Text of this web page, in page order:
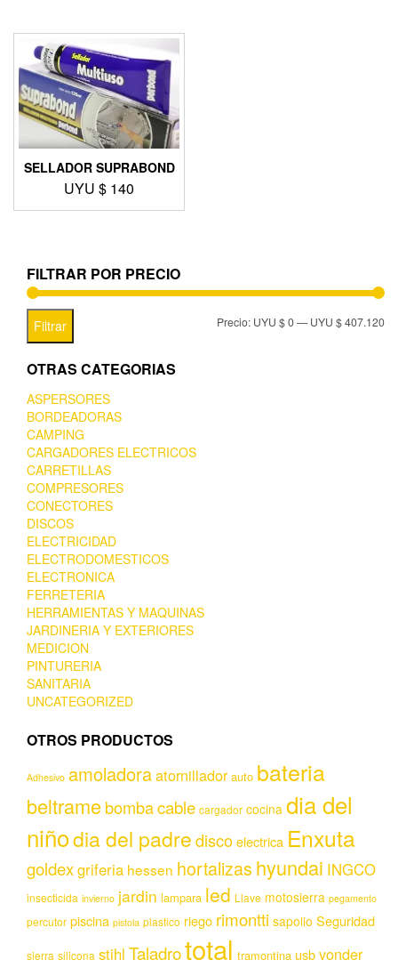
SELLADOR SUPRABOND
UYU $ 140
FILTRAR POR PRECIO
Filtrar Precio: UYU $ 0—UYU $ 407.120
OTRAS CATEGORIAS
ASPERSORES
BORDEADORAS
CAMPING
CARGADORES ELECTRICOS
CARRETILLAS
COMPRESORES
CONECTORES
DISCOS
ELECTRICIDAD
ELECTRODOMESTICOS
ELECTRONICA
FERRETERIA
HERRAMIENTAS Y MAQUINAS
JARDINERIA Y EXTERIORES
MEDICION
PINTURERIA
SANITARIA
UNCATEGORIZED
OTROS PRODUCTOS
Adhesivo amoladoraatornillador auto bateria
beltramebombacable cargador cocina dia del
niñodia del padrediscoelectrica Enxuta
goldexgriferia hessen hortalizas hyundai INGCO
insecticida invierno jardin lampara led Llave motosierra pegamento
percutor piscina pistola plastico riego rimontti sapolio Seguridad
sierra silicona stihl Taladrototal tramontina usbvonder